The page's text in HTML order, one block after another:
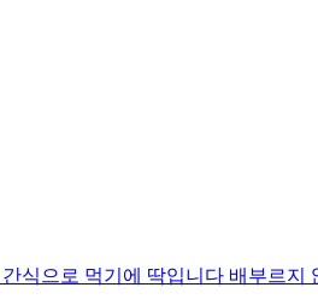
으로 먹기에 딱입니다 배부르지